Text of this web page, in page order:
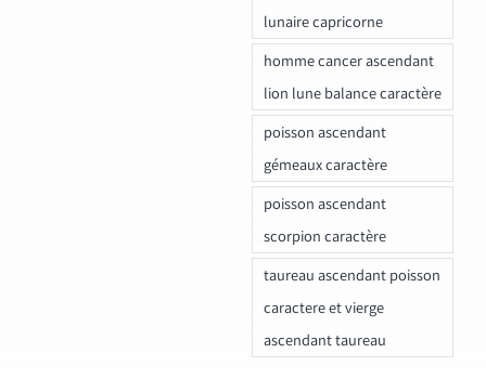
lunaire capricorne
homme cancer ascendant
lion lune balance caractère
poisson ascendant
gémeaux caractère
poisson ascendant
scorpion caractère
taureau ascendant poisson
caractere et vierge
ascendant taureau